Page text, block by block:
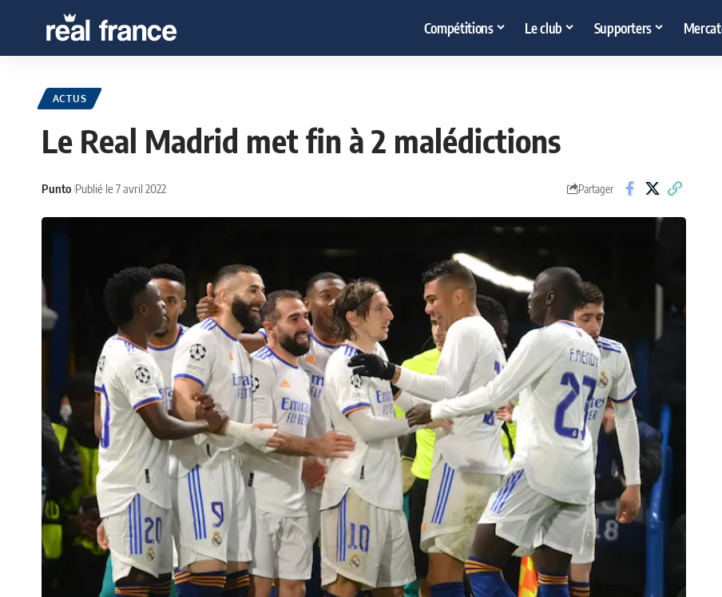
Compétitions Le club Supporters
ACTUS
Le Real Madrid met fin à 2 malédictions
Punto Publié le 7 avril 2022 Partager